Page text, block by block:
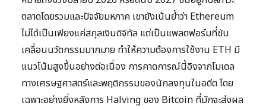
ตลาดโดยรวมและปัจจัยมหภาค เขายังเน้นย้ำว่า Ethereum
ไม่ได้เป็นเพียงแค่สกุลเงินดิจิทัล แต่เป็นแพลตฟอร์มที่ขับ
เคลื่อนนวัตกรรมมากมาย ทำให้ความต้องการใช้งาน ETH มี
แนวโน้มสูงขึ้นอย่างต่อเนื่อง การคาดการณ์นี้อิงจากโมเดล
ทางเศรษฐศาสตร์และพฤติกรรมของนักลงทุนในอดีต โดย
เฉพาะอย่างยิ่งหลังการ Halving ของ Bitcoin ที่มักจะส่งผล